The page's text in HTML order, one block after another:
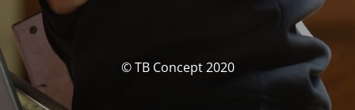
© TB Concept 2020